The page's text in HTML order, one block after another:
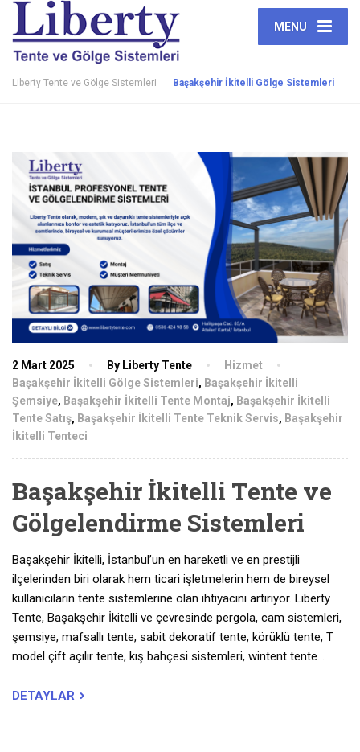
MENU
Liberty Tente ve Gölge Sistemleri Başakşehir İkitelli Gölge Sistemleri
2 Mart 2025 By Liberty Tente
Hizmet
Başakşehir İkitelli Gölge Sistemleri, Başakşehir İkitelli
Şemsiye, Başakşehir İkitelli Tente Montaj, Başakşehir İkitelli
Tente Satış, Başakşehir İkitelli Tente Teknik Servis, Başakşehir
İkitelli Tenteci
Başakşehir İkitelli Tente ve
Gölgelendirme Sistemleri
Başakşehir İkitelli, İstanbul’un en hareketli ve en prestijli
ilçelerinden biri olarak hem ticari işletmelerin hem de bireysel
kullanıcıların tente sistemlerine olan ihtiyacını artırıyor. Liberty
Tente, Başakşehir İkitelli ve çevresinde pergola, cam sistemleri,
şemsiye, mafsallı tente, sabit dekoratif tente, körüklü tente, T
model çift açılır tente, kış bahçesi sistemleri, wintent tente…
DETAYLAR